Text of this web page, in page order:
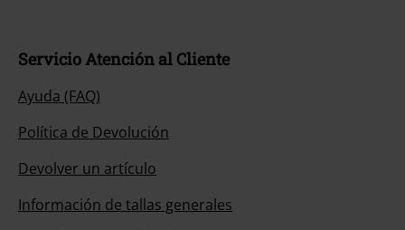
Servicio Atención al Cliente
Ayuda (FAQ)
Política de Devolución
Devolver un artículo
Información de tallas generales